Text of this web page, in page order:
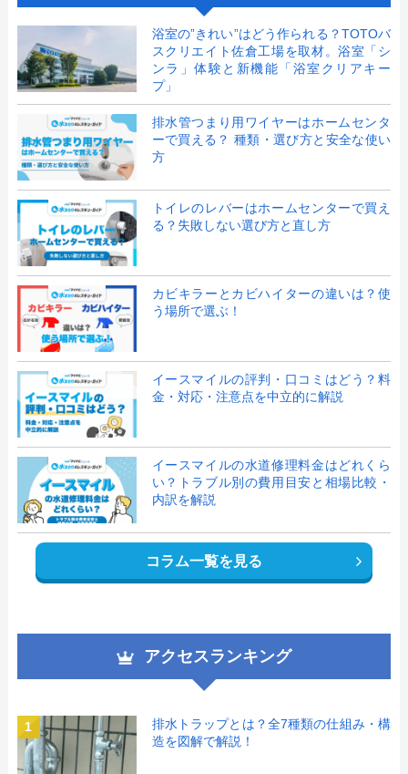
浴室の”きれい”はどう作られる？TOTOバ
スクリエイト佐倉工場を取材。浴室「シ
ンラ」体験と新機能「浴室クリアキー
プ」
排水管つまり用ワイヤーはホームセンタ
ーで買える？ 種類・選び方と安全な使い
方
トイレのレバーはホームセンターで買え
る？失敗しない選び方と直し方
カビキラーとカビハイターの違いは？使
う場所で選ぶ！
イースマイルの評判・口コミはどう？料
金・対応・注意点を中立的に解説
イースマイルの水道修理料金はどれくら
い？トラブル別の費用目安と相場比較・
内訳を解説
コラム一覧を見る
アクセスランキング
1
排水トラップとは？全7種類の仕組み・構
造を図解で解説！